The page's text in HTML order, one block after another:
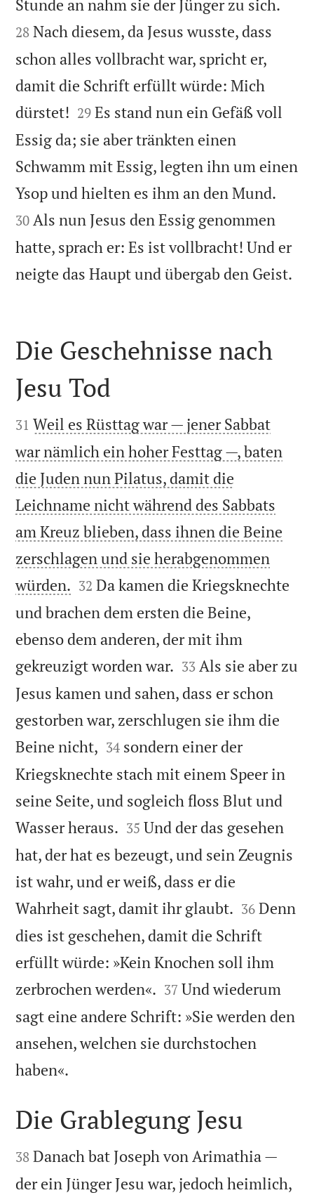
Stunde an nahm sie der Jünger zu sich.
28 Nach diesem, da Jesus wusste, dass
schon alles vollbracht war, spricht er,
damit die Schrift erfüllt würde: Mich
dürstet! 

29 Es stand nun ein Gefäß voll
Essig da; sie aber tränkten einen
Schwamm mit Essig, legten ihn um einen
Ysop und hielten es ihm an den Mund.
30 Als nun Jesus den Essig genommen
hatte, sprach er: Es ist vollbracht! Und er
neigte das Haupt und übergab den Geist.

Die Geschehnisse nach
Jesu Tod

31 Weil es Rüsttag war — jener Sabbat
war nämlich ein hoher Festtag —, baten
die Juden nun Pilatus, damit die
Leichname nicht während des Sabbats
am Kreuz blieben, dass ihnen die Beine
zerschlagen und sie herabgenommen
würden. 

32 Da kamen die Kriegsknechte
und brachen dem ersten die Beine,
ebenso dem anderen, der mit ihm
gekreuzigt worden war. 

33 Als sie aber zu
Jesus kamen und sahen, dass er schon
gestorben war, zerschlugen sie ihm die
Beine nicht, 

34 sondern einer der
Kriegsknechte stach mit einem Speer in
seine Seite, und sogleich floss Blut und
Wasser heraus. 

35 Und der das gesehen
hat, der hat es bezeugt, und sein Zeugnis
ist wahr, und er weiß, dass er die
Wahrheit sagt, damit ihr glaubt. 

36 Denn
dies ist geschehen, damit die Schrift
erfüllt würde: »Kein Knochen soll ihm
zerbrochen werden«. 

37 Und wiederum
sagt eine andere Schrift: »Sie werden den
ansehen, welchen sie durchstochen
haben«.

Die Grablegung Jesu

38 Danach bat Joseph von Arimathia —
der ein Jünger Jesu war, jedoch heimlich,